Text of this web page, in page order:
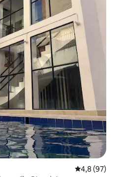
4,8 ud af 5 i
4,8 (97)